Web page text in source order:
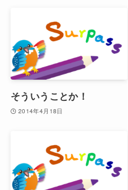
そういうことか！
2014年4月18日